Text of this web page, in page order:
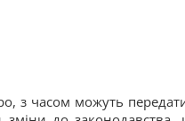
з часом можуть